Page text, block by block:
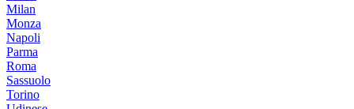
Milan
Monza
Napoli
Parma
Roma
Sassuolo
Torino